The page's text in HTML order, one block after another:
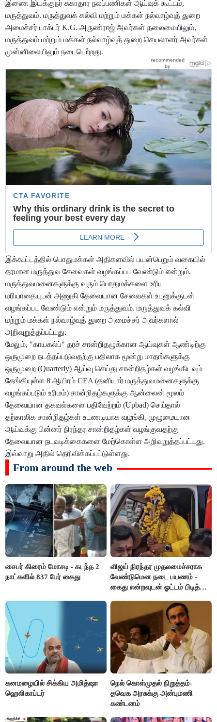
இணை இயக்குநர் சுகாதார நலப்பணிகள் ஆய்வுக் கூட்டம்,
மருத்துவம். மருத்துவக் கல்வி மற்றும் மக்கள் நல்வாழ்வுத் துறை
அமைச்சர் டாக்டர் K.G. அருண்ராஜ் அவர்கள் தலைமையிலும்,
மருத்துவம் மற்றும் மக்கள் நல்வாழ்வுத் துறை செயலாளர் அவர்கள்
முன்னிலையிலும் நடைபெற்றது.
இக்கூட்டத்தில் பொதுமக்கள் அதிகளவில் பயன்பெறும் வகையில்
தரமான மருத்துவ சேவைகள் வழங்கப்பட வேண்டும் என்றும்.
மருத்துவமனைகளுக்கு வரும் பொதுமக்களை உரிய
மரியாதையுடன் அணுகி தேவையான சேவைகள் உடனுக்குடன்
வழங்கப்பட வேண்டும் என்றும் மருத்துவம். மருத்துவக் கல்வி
மற்றும் மக்கள் நல்வாழ்வுத் துறை அமைச்சர் அவர்களால்
அறிவுறுத்தப்பட்டது.
மேலும், "காயகல்ப்" தரச் சான்றிதழுக்கான ஆய்வுகள் ஆண்டிற்கு
ஒருமுறை நடத்தப்படுவதற்கு பதிலாக மூன்று மாதங்களுக்கு
ஒருமுறை (Quarterly) ஆய்வு செய்து சான்றிதழ்கள் வழங்கிடவும்
தேங்கியுள்ள 8 ஆயிரம் CEA (தனியார் மருத்துவமனைகளுக்கு
வழங்கப்படும் உரிமம்) சான்றிதழ்களுக்கு ஆன்லைன் மூலம்
தேவையான தகவல்களை பதிவேற்றம் (Upbad) செய்தால்
தற்காலிக சான்றிதழ்கள் உடணடியாக வழங்கி, முழுமையான
ஆய்வுக்கு பின்னர் நிரந்தர சான்றிதழ்கள் வழங்குவதற்கு
தேவையான நடவடிக்கைகளை மேற்கொள்ள அறிவுறுத்தப்பட்டது.
இவ்வாறு அதில் தெரிவிக்கப்பட்டுள்ளது.
From around the web
சைபர் கிரைம் மோசடி - கடந்த 2
நாட்களில் 837 பேர் கைது
விஜய் நிரந்தர முதலமைச்சராக
வேண்டுமென நடை பயணம் -
கைது என்றவுடன் ஓட்டம் பிடித்த
கனமழையில் சிக்கிய அமித்ஷா
ஹெலிகாப்டர்
நெல் கொள்முதல் நிறுத்தம்-
தவெக அரசுக்கு அன்புமணி
கண்டனம்